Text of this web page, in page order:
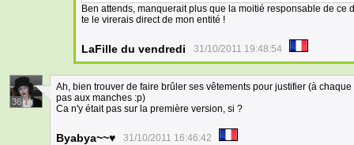
Ben attends, manquerait plus que la moitié responsable de ce
te le virerais direct de mon entité !
LaFille du vendredi 31/10/2011 19:48:54
36
Ah, bien trouver de faire brûler ses vêtements pour justifier (à
pas aux manches :p)
Ca n'y était pas sur la première version, si ?
Byabya~~♥ 31/10/2011 16:46:42